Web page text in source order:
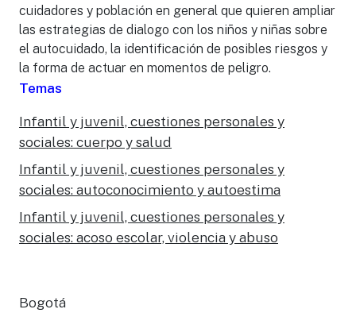
cuidadores y población en general que quieren ampliar
las estrategias de dialogo con los niños y niñas sobre
el autocuidado, la identificación de posibles riesgos y
la forma de actuar en momentos de peligro.
Temas
Infantil y juvenil, cuestiones personales y
sociales: cuerpo y salud
Infantil y juvenil, cuestiones personales y
sociales: autoconocimiento y autoestima
Infantil y juvenil, cuestiones personales y
sociales: acoso escolar, violencia y abuso
Bogotá